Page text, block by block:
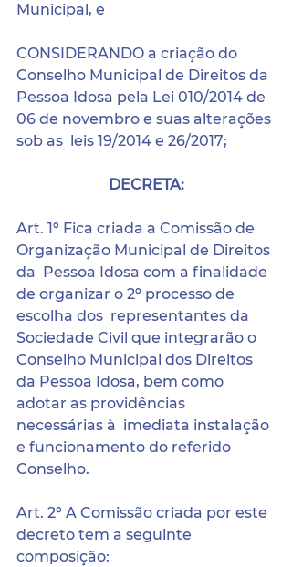
Municipal, e
CONSIDERANDO a criação do
Conselho Municipal de Direitos da
Pessoa Idosa pela Lei 010/2014 de
06 de novembro e suas alterações
sob as  leis 19/2014 e 26/2017;
DECRETA:
Art. 1º Fica criada a Comissão de
Organização Municipal de Direitos
da  Pessoa Idosa com a finalidade
de organizar o 2º processo de
escolha dos  representantes da
Sociedade Civil que integrarão o
Conselho Municipal dos Direitos
da Pessoa Idosa, bem como
adotar as providências
necessárias à  imediata instalação
e funcionamento do referido
Conselho.
Art. 2º A Comissão criada por este
decreto tem a seguinte
composição: